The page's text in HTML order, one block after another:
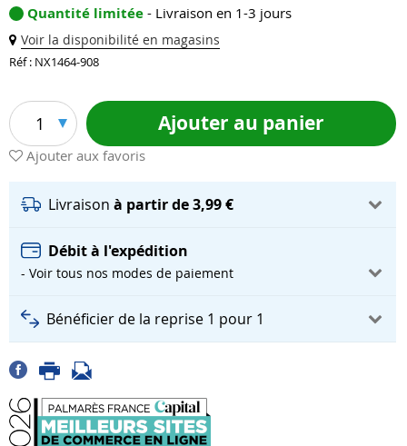
Quantité limitée - Livraison en 1-3 jours
Voir la disponibilité en magasins
Réf : NX1464-908
1 Ajouter au panier
Ajouter aux favoris
Livraison à partir de 3,99 €
Débit à l'expédition
- Voir tous nos modes de paiement
Bénéficier de la reprise 1 pour 1